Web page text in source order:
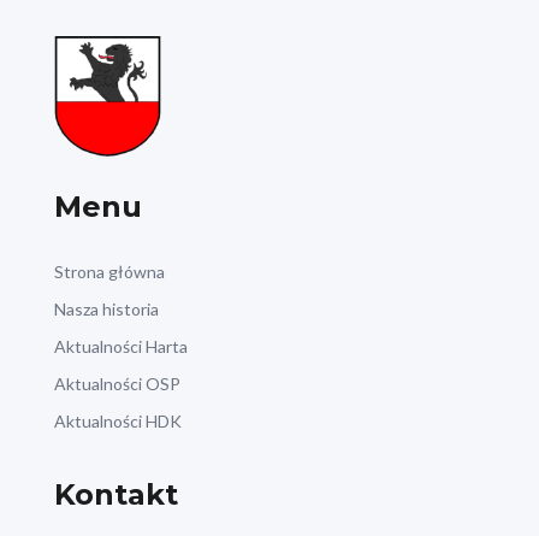
Menu
Strona główna
Nasza historia
Aktualności Harta
Aktualności OSP
Aktualności HDK
Kontakt